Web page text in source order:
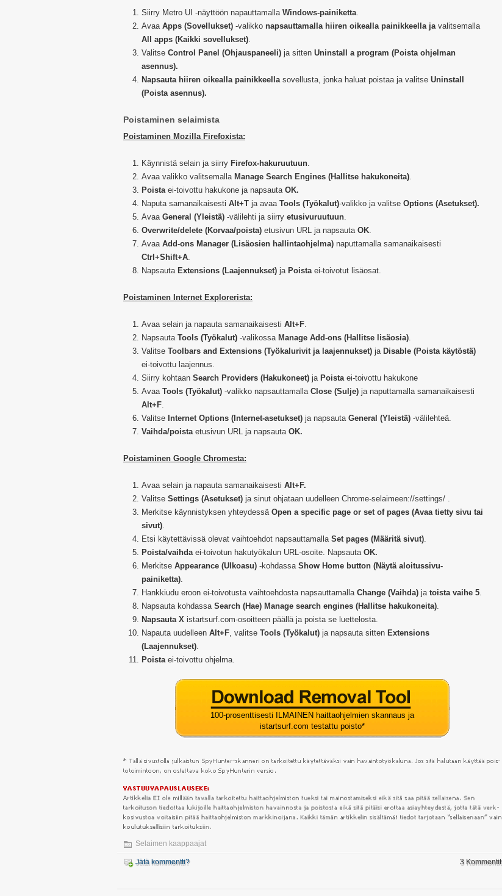
Siirry Metro UI -näyttöön napauttamalla Windows-painiketta.
Avaa Apps (Sovellukset) -valikko napsauttamalla hiiren oikealla painikkeella javalitsemalla
All apps (Kaikki sovellukset).
Valitse Control Panel (Ohjauspaneeli) ja sitten Uninstall a program (Poista ohjelman
asennus).
Napsauta hiiren oikealla painikkeellasovellusta, jonka haluat poistaa ja valitse Uninstall
(Poista asennus).
Poistaminen selaimista
Poistaminen Mozilla Firefoxista:
Käynnistä selain ja siirry Firefox-hakuruutuun.
Avaa valikko valitsemalla Manage Search Engines (Hallitse hakukoneita).
Poistaei-toivottu hakukone ja napsauta OK.
Naputa samanaikaisesti Alt+T ja avaa Tools (Työkalut)-valikko ja valitse Options (Asetukset).
Avaa General (Yleistä) -välilehti ja siirry etusivuruutuun.
Overwrite/delete (Korvaa/poista) etusivun URL ja napsauta OK.
Avaa Add-ons Manager (Lisäosien hallintaohjelma) naputtamalla samanaikaisesti
Ctrl+Shift+A.
Napsauta Extensions (Laajennukset) ja Poistaei-toivotut lisäosat.
Poistaminen Internet Explorerista:
Avaa selain ja napauta samanaikaisesti Alt+F.
Napsauta Tools (Työkalut) -valikossa Manage Add-ons (Hallitse lisäosia).
Valitse Toolbars and Extensions (Työkalurivit ja laajennukset) ja Disable (Poista käytöstä)
ei-toivottu laajennus.
Siirry kohtaan Search Providers (Hakukoneet) ja Poistaei-toivottu hakukone
Avaa Tools (Työkalut) -valikko napsauttamalla Close (Sulje) ja naputtamalla samanaikaisesti
Alt+F.
Valitse Internet Options (Internet-asetukset) ja napsauta General (Yleistä) -välilehteä.
Vaihda/poistaetusivun URL ja napsauta OK.
Poistaminen Google Chromesta:
Avaa selain ja napauta samanaikaisesti Alt+F.
Valitse Settings (Asetukset) ja sinut ohjataan uudelleen Chrome-selaimeen://settings/ .
Merkitse käynnistyksen yhteydessä Open a specific page or set of pages (Avaa tietty sivu tai
sivut).
Etsi käytettävissä olevat vaihtoehdot napsauttamalla Set pages (Määritä sivut).
Poista/vaihdaei-toivotun hakutyökalun URL-osoite. Napsauta OK.
Merkitse Appearance (Ulkoasu) -kohdassa Show Home button (Näytä aloitussivu-
painiketta).
Hankkiudu eroon ei-toivotusta vaihtoehdosta napsauttamalla Change (Vaihda) ja toista vaihe 5.
Napsauta kohdassa Search (Hae) Manage search engines (Hallitse hakukoneita).
Napsauta X istartsurf.com-osoitteen päällä ja poista se luettelosta.
Napauta uudelleen Alt+F, valitse Tools (Työkalut) ja napsauta sitten Extensions
(Laajennukset).
Poistaei-toivottu ohjelma.
100-prosenttisesti ILMAINEN haittaohjelmien skannaus ja
istartsurf.com testattu poisto*
Selaimen kaappaajat
Jätä kommentti? 3 Kommentit